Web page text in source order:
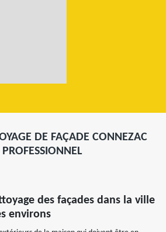
DE FAÇADE CONNEZAC
des façades dans la ville
environs